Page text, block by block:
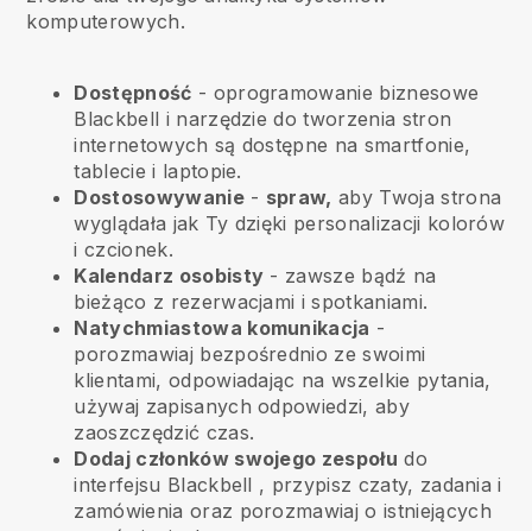
komputerowych.
Dostępność - oprogramowanie biznesowe
Blackbell i narzędzie do tworzenia stron
internetowych są dostępne na smartfonie,
tablecie i laptopie.
Dostosowywanie- spraw, aby Twoja strona
wyglądała jak Ty dzięki personalizacji kolorów
i czcionek.
Kalendarz osobisty - zawsze bądź na
bieżąco z rezerwacjami i spotkaniami.
Natychmiastowa komunikacja -
porozmawiaj bezpośrednio ze swoimi
klientami, odpowiadając na wszelkie pytania,
używaj zapisanych odpowiedzi, aby
zaoszczędzić czas.
Dodaj członków swojego zespołu do
interfejsu Blackbell , przypisz czaty, zadania i
zamówienia oraz porozmawiaj o istniejących